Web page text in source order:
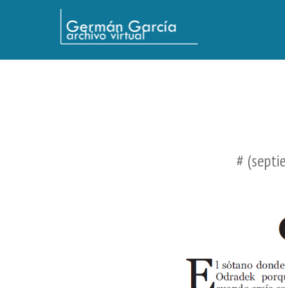
Germán García - Archivo Virtual / Centro Descartes, Buenos
#